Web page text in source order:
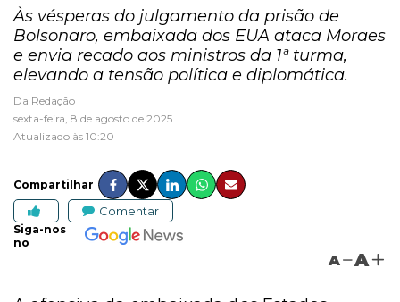
Às vésperas do julgamento da prisão de
Bolsonaro, embaixada dos EUA ataca Moraes
e envia recado aos ministros da 1ª turma,
elevando a tensão política e diplomática.
Da Redação
sexta-feira, 8 de agosto de 2025
Atualizado às 10:20
Compartilhar
Comentar
Siga-nos
no
A A